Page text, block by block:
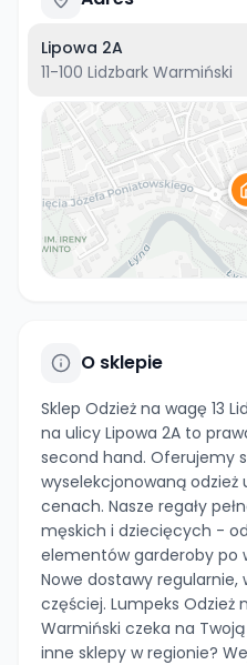
Lipowa 2A
11-100 Lidzbark Warmiński
O sklepie
Sklep Odzież na wagę 13
na ulicy Lipowa 2A to
second hand. Oferujemy
wyselekcjonowaną odzież
cenach. Nasze regały
męskich i dziecięcych -
elementów garderoby po
Nowe dostawy
częściej. Lumpeks Odzież
Warmiński czeka na
inne sklepy w regionie?